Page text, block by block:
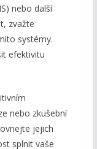
nebo další
zvažte
systémy.
efektivitu
nebo zkušební
jejich
splnit vaše